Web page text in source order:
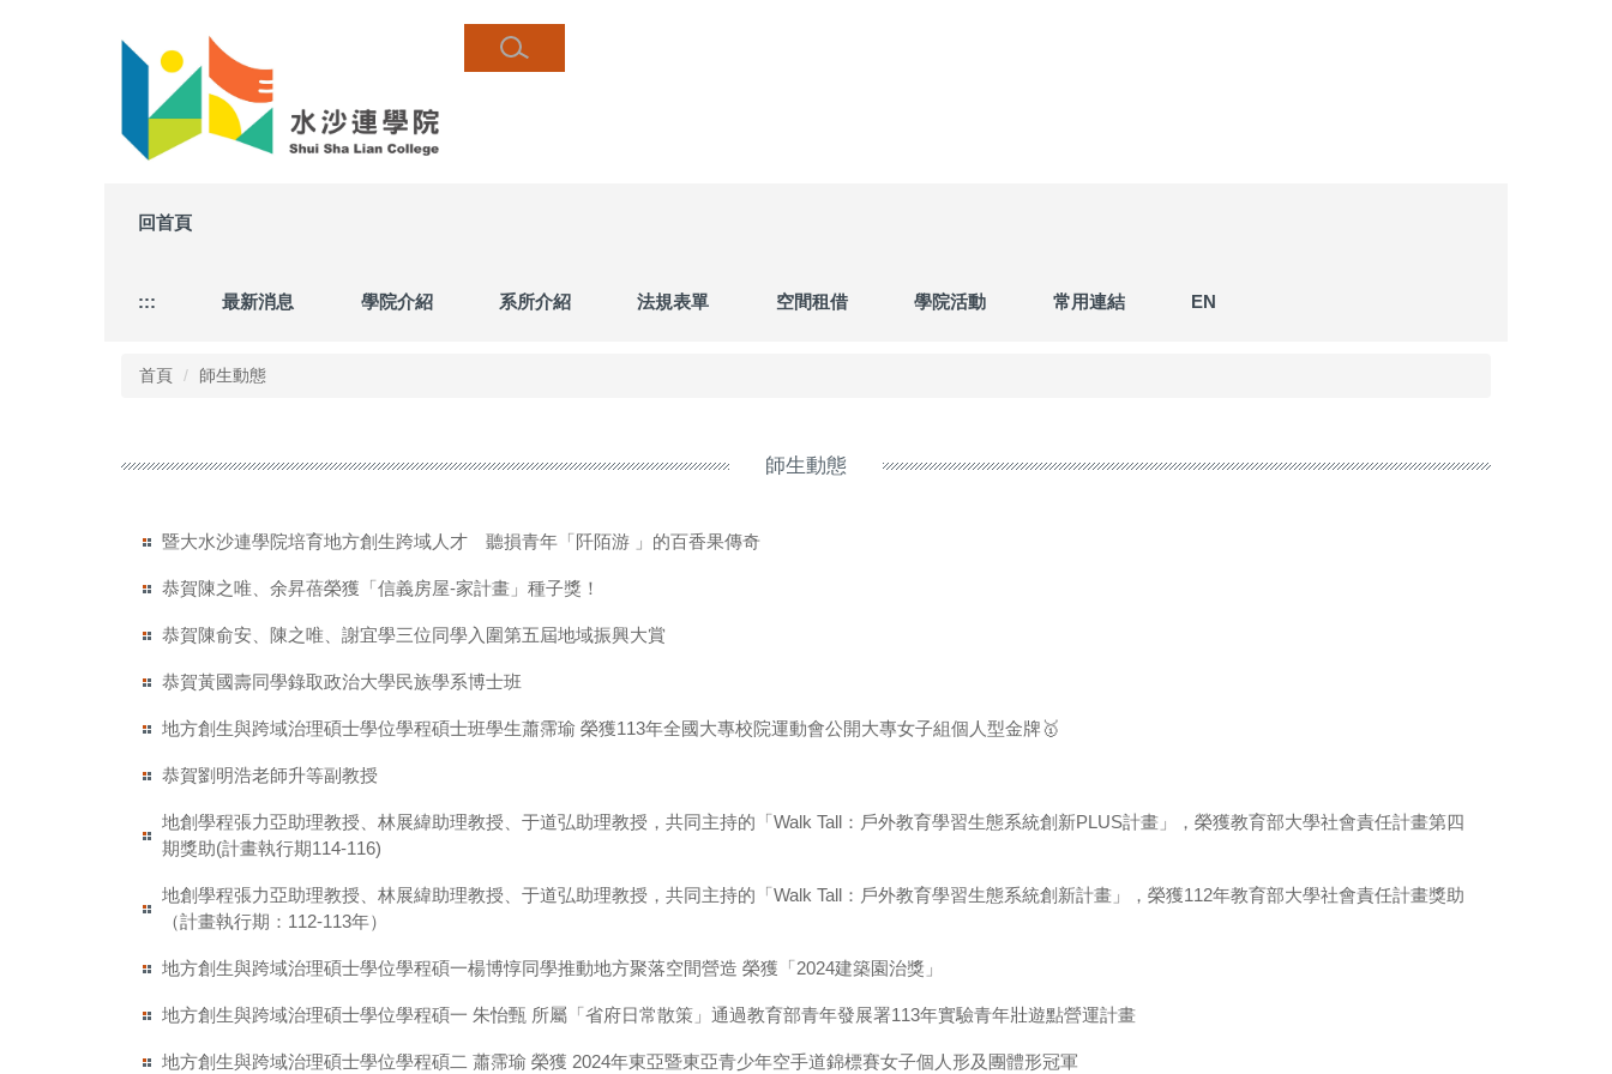
回首頁
::: 最新消息 學院介紹 系所介紹 法規表單 空間租借 學院活動 常用連結 EN
首頁 師生動態
師生動態
暨大水沙連學院培育地方創生跨域人才 聽損青年「阡陌游 」的百香果傳奇
恭賀陳之唯、余昇蓓榮獲「信義房屋-家計畫」種子獎！
恭賀陳俞安、陳之唯、謝宜學三位同學入圍第五屆地域振興大賞
恭賀黃國壽同學錄取政治大學民族學系博士班
地方創生與跨域治理碩士學位學程碩士班學生蕭霈瑜 榮獲113年全國大專校院運動會公開大專女子組個人型金牌🥇
恭賀劉明浩老師升等副教授
地創學程張力亞助理教授、林展緯助理教授、于道弘助理教授，共同主持的「Walk Tall：戶外教育學習生態系統創新PLUS計畫」，榮獲教育部大學社會責任計畫第四
期獎助(計畫執行期114-116)
地創學程張力亞助理教授、林展緯助理教授、于道弘助理教授，共同主持的「Walk Tall：戶外教育學習生態系統創新計畫」，榮獲112年教育部大學社會責任計畫獎助
（計畫執行期：112-113年）
地方創生與跨域治理碩士學位學程碩一楊博惇同學推動地方聚落空間營造 榮獲「2024建築園治獎」
地方創生與跨域治理碩士學位學程碩一 朱怡甄 所屬「省府日常散策」通過教育部青年發展署113年實驗青年壯遊點營運計畫
地方創生與跨域治理碩士學位學程碩二 蕭霈瑜 榮獲 2024年東亞暨東亞青少年空手道錦標賽女子個人形及團體形冠軍